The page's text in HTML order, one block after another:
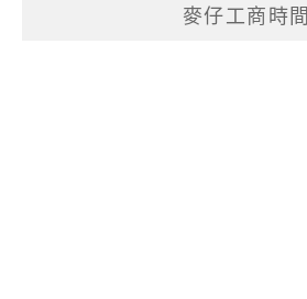
麥仔工商時間